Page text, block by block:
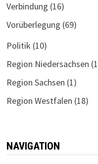
Verbindung (16)
Vorüberlegung (69)
Politik (10)
Region Niedersachsen
Region Sachsen (1)
Region Westfalen (18)
NAVIGATION